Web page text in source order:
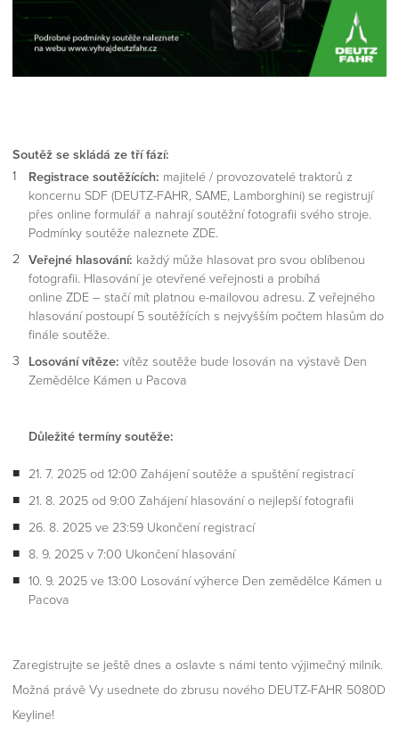
Soutěž se skládá ze tří fází:
Registrace soutěžících: majitelé / provozovatelé traktorů z
koncernu SDF (DEUTZ-FAHR, SAME, Lamborghini) se registrují
přes online formulář a nahrají soutěžní fotografii svého stroje.
Podmínky soutěže naleznete ZDE.
Veřejné hlasování: každý může hlasovat pro svou oblíbenou
fotografii. Hlasování je otevřené veřejnosti a probíhá
online ZDE – stačí mít platnou e-mailovou adresu. Z veřejného
hlasování postoupí 5 soutěžících s nejvyšším počtem hlasům do
finále soutěže.
Losování vítěze: vítěz soutěže bude losován na výstavě Den
Zemědělce Kámen u Pacova
Důležité termíny soutěže:
21. 7. 2025 od 12:00 Zahájení soutěže a spuštění registrací
21. 8. 2025 od 9:00 Zahájení hlasování o nejlepší fotografii
26. 8. 2025 ve 23:59 Ukončení registrací
8. 9. 2025 v 7:00 Ukončení hlasování
10. 9. 2025 ve 13:00 Losování výherce Den zemědělce Kámen u
Pacova
Zaregistrujte se ještě dnes a oslavte s námi tento výjimečný milník.
Možná právě Vy usednete do zbrusu nového DEUTZ-FAHR 5080D
Keyline!